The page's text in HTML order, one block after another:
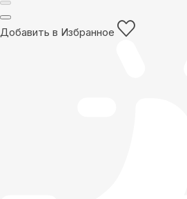
Добавить в Избранное